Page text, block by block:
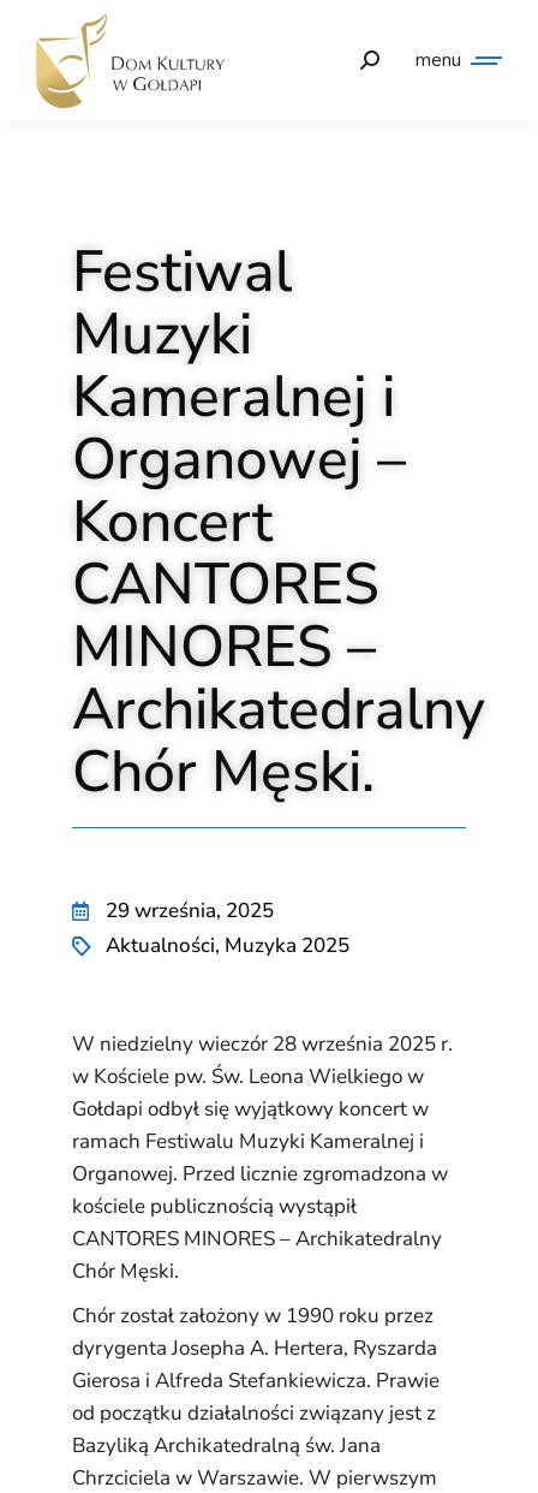
menu
Festiwal
Muzyki
Kameralnej i
Organowej –
Koncert
CANTORES
MINORES –
Archikatedralny
Chór Męski.
29 września, 2025
Aktualności, Muzyka 2025
W niedzielny wieczór 28 września 2025 r.
w Kościele pw. Św. Leona Wielkiego w
Gołdapi odbył się wyjątkowy koncert w
ramach Festiwalu Muzyki Kameralnej i
Organowej. Przed licznie zgromadzona w
kościele publicznością wystąpił
CANTORES MINORES – Archikatedralny
Chór Męski.
Chór został założony w 1990 roku przez
dyrygenta Josepha A. Hertera, Ryszarda
Gierosa i Alfreda Stefankiewicza. Prawie
od początku działalności związany jest z
Bazyliką Archikatedralną św. Jana
Chrzciciela w Warszawie. W pierwszym